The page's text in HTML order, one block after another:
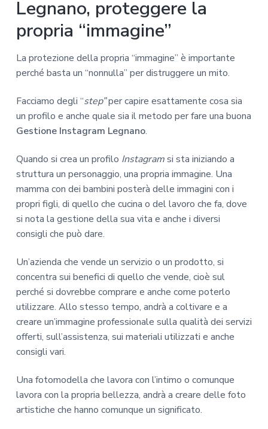
Legnano, proteggere la
propria “immagine”
La protezione della propria “immagine” è importante
perché basta un “nonnulla” per distruggere un mito.
Facciamo degli “step”per capire esattamente cosa sia
un profilo e anche quale sia il metodo per fare una buona
Gestione Instagram Legnano.
Quando si crea un profilo Instagramsi sta iniziando a
struttura un personaggio, una propria immagine. Una
mamma con dei bambini posterà delle immagini con i
propri figli, di quello che cucina o del lavoro che fa, dove
si nota la gestione della sua vita e anche i diversi
consigli che può dare.
Un’azienda che vende un servizio o un prodotto, si
concentra sui benefici di quello che vende, cioè sul
perché si dovrebbe comprare e anche come poterlo
utilizzare. Allo stesso tempo, andrà a coltivare e a
creare un’immagine professionale sulla qualità dei servizi
offerti, sull’assistenza, sui materiali utilizzati e anche
consigli vari.
Una fotomodella che lavora con l’intimo o comunque
lavora con la propria bellezza, andrà a creare delle foto
artistiche che hanno comunque un significato.